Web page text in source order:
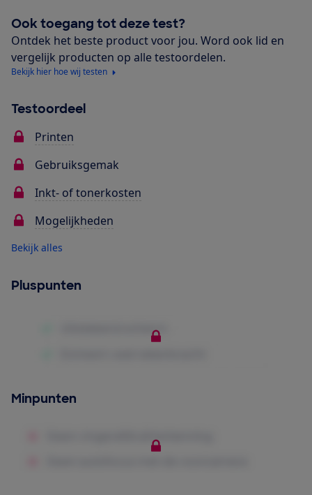
Ook toegang tot deze test?
Ontdek het beste product voor jou. Word ook lid en
vergelijk producten op alle testoordelen.
Bekijk hier hoe wij testen
Testoordeel
Printen
Gebruiksgemak
Inkt- of tonerkosten
Mogelijkheden
Bekijk alles
Pluspunten
Minpunten